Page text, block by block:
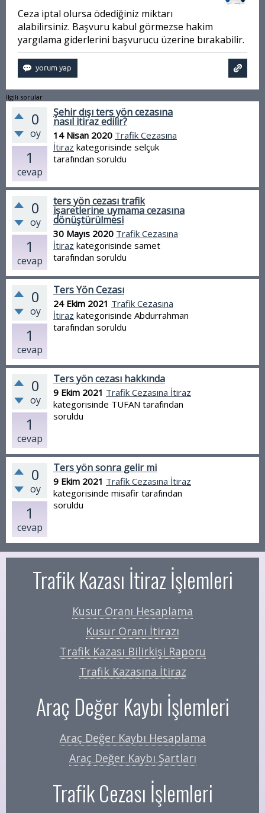
Ceza iptal olursa ödediğiniz miktarı
alabilirsiniz. Başvuru kabul görmezse hakim
yargılama giderlerini başvurucu üzerine bırakabilir.
İlgili sorular
0
oy
1
cevap
Şehir dışı ters yön cezasına
nasıl itiraz edilir?
14 Nisan 2020 Trafik Cezasına
İtiraz kategorisinde selçuk
tarafından soruldu
0
oy
1
cevap
ters yön cezası trafik
işaretlerine uymama cezasına
dönüştürülmesi
30 Mayıs 2020 Trafik Cezasına
İtiraz kategorisinde samet
tarafından soruldu
0
oy
1
cevap
Ters Yön Cezası
24 Ekim 2021 Trafik Cezasına
İtiraz kategorisinde Abdurrahman
tarafından soruldu
0
oy
1
cevap
Ters yön cezası hakkında
9 Ekim 2021 Trafik Cezasına İtiraz
kategorisinde TUFAN tarafından
soruldu
0
oy
1
cevap
Ters yön sonra gelir mi
9 Ekim 2021 Trafik Cezasına İtiraz
kategorisinde misafir tarafından
soruldu
Trafik Kazası İtiraz İşlemleri
Kusur Oranı Hesaplama
Kusur Oranı İtirazı
Trafik Kazası Bilirkişi Raporu
Trafik Kazasına İtiraz
Araç Değer Kaybı İşlemleri
Araç Değer Kaybı Hesaplama
Araç Değer Kaybı Şartları
Trafik Cezası İşlemleri